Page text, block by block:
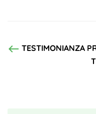
west TESTIMONIANZA